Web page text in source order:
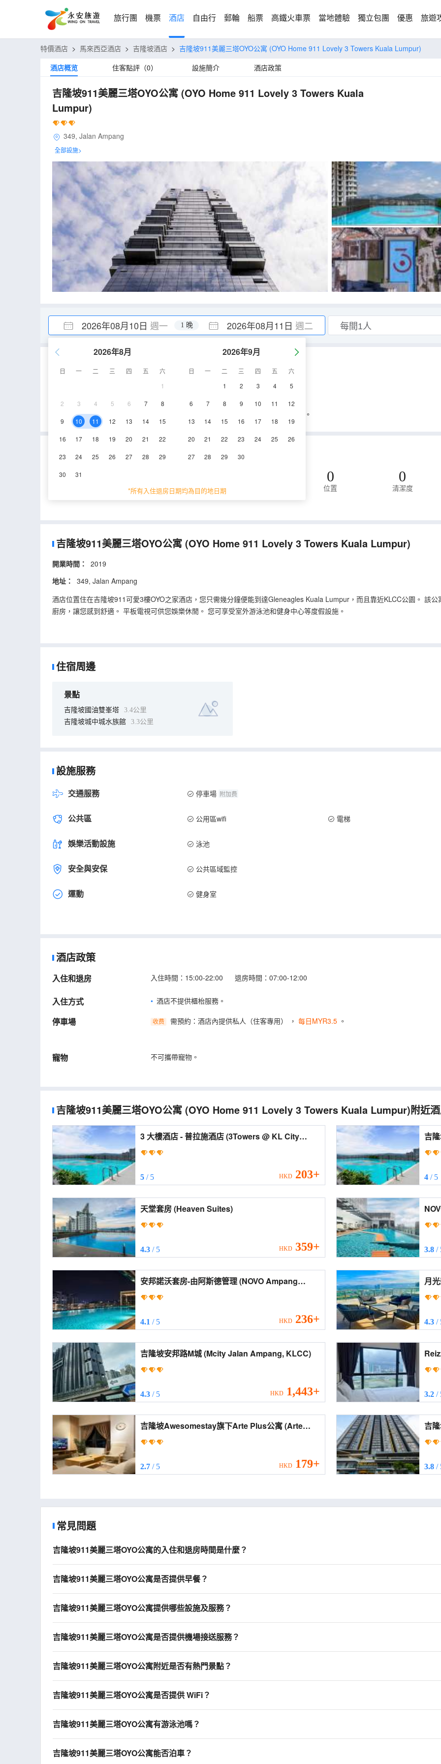
旅行團 機票 酒店 自由行 郵輪 船票 高鐵火車票 當地體驗 獨立包團 優惠 旅遊
特價酒店 > 馬來西亞酒店 > 吉隆坡酒店 > 吉隆坡911美麗三塔OYO公寓 (OYO Home 911 Lovely 3 Towers Kuala Lumpur)
酒店概览
住客點評（0） 設施簡介 酒店政策
吉隆坡911美麗三塔OYO公寓 (OYO Home 911 Lovely 3 Towers Kuala
Lumpur)
349, Jalan Ampang
全部設施>
2026年08月10日 週一 2026年08月11日 週二
1 晚
2026年8月
日 一 二 三 四 五
六
1
2 3 4 5 6 7 8
9 10 11 12 13 14 15
16 17 18 19 20 21 22
23 24 25 26 27 28 29
30 31
2026年9月
日 一 二 三 四 五
六
1
2 3 4 5
6 7 8 9 10 11 12
13 14 15 16 17 18 19
20 21 22 23 24 25 26
27 28 29 30
*所有入住退房日期均為目的地日期
重要資訊
禁止攜帶榴蓮、山竹進入酒店。
2024年1月1日起，外籍遊客需要提前3天填報Malaysia Digital Arrival Card (MDAC)。
吉隆坡911美麗三塔OYO公寓的真實住客評論(0)
永安旅遊評價由真實酒店住客提供的評價。
0
位置
0
清潔度
吉隆坡911美麗三塔OYO公寓 (OYO Home 911 Lovely 3 Towers Kuala Lumpur)
開業時間：
2019
地址：
349, Jalan Ampang
酒店位置住在吉隆坡911可愛3樓OYO之家酒店，您只需幾分鐘便能到達Gleneagles Kuala Lumpur，而且靠近KLCC公園。 該
廚房，讓您感到舒適。 平板電視可供您娛樂休閒。 您可享受室外游泳池和健身中心等度假設施。
住宿周邊
景點
吉隆坡國油雙峯塔
3.4公里
吉隆坡城中城水族館
3.3公里
設施服務
交通服務 停車場 附加费
公共區 公用區wifi 電梯
娛樂活動設施 泳池
安全與安保 公共區域監控
運動 健身室
酒店政策
入住和退房 入住時間：15:00-22:00 退房時間：07:00-12:00
入住方式 酒店不提供櫃枱服務。
停車場 收费 需預約：酒店內提供私人（住客專用） ， 每日MYR3.5 。
寵物 不可攜帶寵物。
吉隆坡911美麗三塔OYO公寓 (OYO Home 911 Lovely 3 Towers Kuala Lumpur)附近
3 大樓酒店 - 普拉施酒店 (3Towers @ KL City
Centre)
5 / 5 HKD 203+
吉隆坡
4/ 5
天堂套房 (Heaven Suites)
4.3 / 5 HKD 359+ 3.8/
安邦諾沃套房-由阿斯德管理 (NOVO Ampang
suites by Asdeh)
4.1 / 5 HKD 236+
月光新套房
4.3/
吉隆坡安邦路M城 (Mcity Jalan Ampang, KLCC)
4.3 / 5 HKD 1,443+ 3.2/
吉隆坡Awesomestay旗下Arte Plus公寓 (Arte
Plus Jalan Ampang by Awesomestay)
2.7 / 5 HKD 179+
吉
3.8/
常見問題
吉隆坡911美麗三塔OYO公寓的入住和退房時間是什麼？
吉隆坡911美麗三塔OYO公寓是否提供早餐？
吉隆坡911美麗三塔OYO公寓提供哪些設施及服務？
吉隆坡911美麗三塔OYO公寓是否提供機場接送服務？
吉隆坡911美麗三塔OYO公寓附近是否有熱門景點？
吉隆坡911美麗三塔OYO公寓是否提供 WiFi？
吉隆坡911美麗三塔OYO公寓有游泳池嗎？
吉隆坡911美麗三塔OYO公寓能否泊車？